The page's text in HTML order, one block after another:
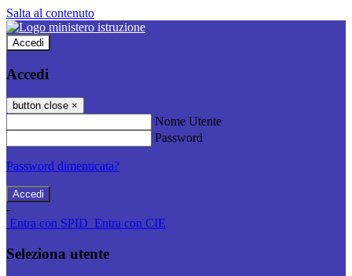
Salta al contenuto
Accedi
Accedi
button close ×
Nome Utente
Password
Password dimenticata?
-
Entra con SPID Entra con CIE
Seleziona utente